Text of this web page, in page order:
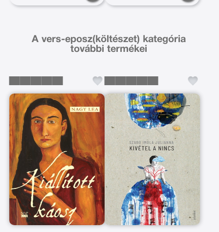
A vers-eposz(költészet) kategória
további termékei